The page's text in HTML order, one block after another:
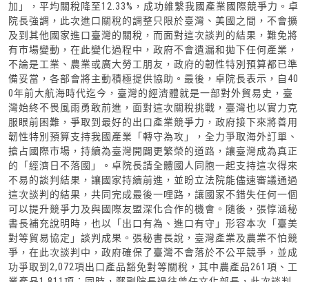
加」，平均關稅降至12.33%，成功維繫我國產業國際競爭力。卓
院長強調，此次進口關稅的調整只限於臺灣、美國之間，不會擴
及到其他國家進口臺灣的關稅，而面對這次談判的結果，難免將
有市場變動，在此變化過程中，政府不會遺漏和拋下任何產業，
不論是工業、農業或廣大勞工朋友，政府的韌性特別預算都已準
備妥當，各部會將主動積極提供協助。最後，卓院長表示，自40
0年前大航海時代迄今，臺灣的經濟體就是一部對外貿易史，臺
灣始終不畏風雨勇敢前進，面對這次關稅挑戰，臺灣也以實力克
服眼前困難，爭取到最好的出口產業競爭力，政府接下來將善用
韌性特別預算支持我國產業「轉守為攻」，全力爭取海外訂單、
搶占國際市場，持續為臺灣開闢更繁榮的道路，讓臺灣成為真正
的「經濟日不落國」。卓院長請全體國人同胞一起支持這次得來
不易的談判結果，讓國家持續前進，並盼立法院能儘速審議通過
這次談判的結果，共同完成最後一哩路，讓國家不錯失任何一個
可以提升競爭力及與國際友盟深化合作的機會。隨後，張惇涵秘
書長補充說明時，也以「出口有為、進口有守」形容本次「臺美
對等貿易協定」談判成果。張秘書長說，臺灣產業及農業不怕競
爭，在此次談判中，政府確保了臺灣不會落於不公平競爭，並成
功爭取到2,072項出口產品豁免對等關稅，其中農產品261項、工